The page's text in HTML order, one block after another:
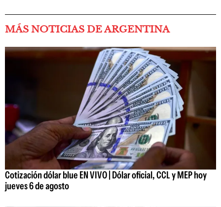
MÁS NOTICIAS DE ARGENTINA
Cotización dólar blue EN VIVO | Dólar oficial, CCL y MEP hoy
jueves 6 de agosto